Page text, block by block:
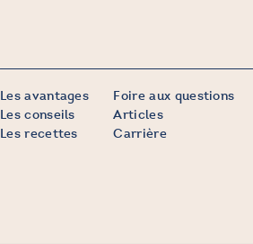
Les avantages
Les conseils
Les recettes
Foire aux questions
Articles
Carrière